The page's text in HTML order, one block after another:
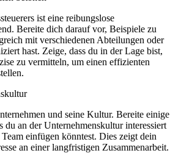
ist eine reibungslose
Bereite dich darauf vor, Beispiele zu
mit verschiedenen Abteilungen oder
hast. Zeige, dass du in der Lage bist,
zu vermitteln, um einen effizienten
und seine Kultur. Bereite einige
du an der Unternehmenskultur interessiert
einfügen könntest. Dies zeigt dein
an einer langfristigen Zusammenarbeit.